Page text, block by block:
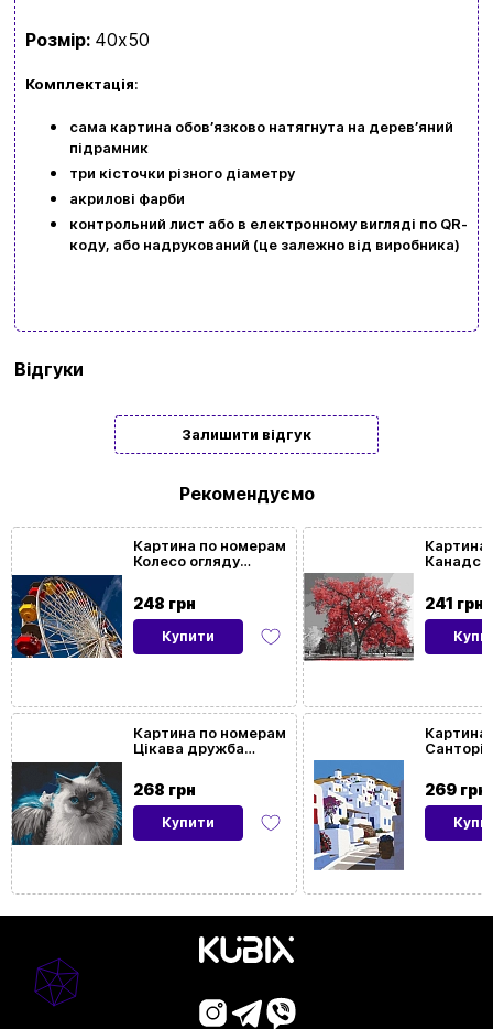
Розмір: 40х50
Комплектація:
сама картина обовʼязково натягнута на деревʼяний
підрамник
три кісточки різного діаметру
акрилові фарби
контрольний лист або в електронному вигляді по QR-
коду, або надрукований (це залежно від виробника)
картини
40x50
Орієнтація
Вертикальна
Так
Відгуки
Залишити відгук
Рекомендуємо
248 грн
Картина по номерам
Колесо огляду
Купити
268 грн
Картина по номерам
Цікава дружба
Купити
241 грн
Картина
269 грн
Картина